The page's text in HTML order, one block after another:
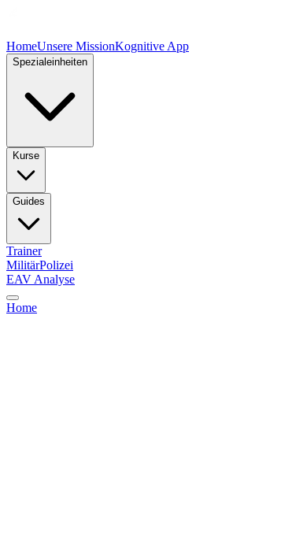
HomeUnsere MissionKognitive App
Spezialeinheiten
Kurse
Guides
Trainer
MilitärPolizei
EAV Analyse
Home